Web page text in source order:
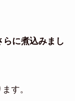
らに煮込みまし
す。